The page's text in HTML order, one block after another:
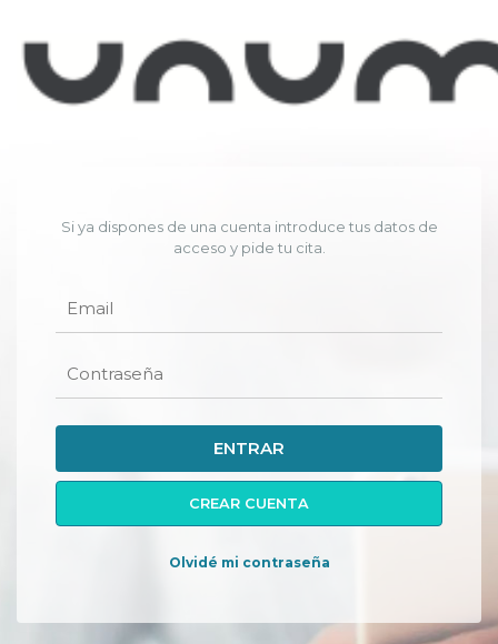
Si ya dispones de una cuenta introduce tus datos de
acceso y pide tu cita.
CREAR CUENTA
Olvidé mi contraseña